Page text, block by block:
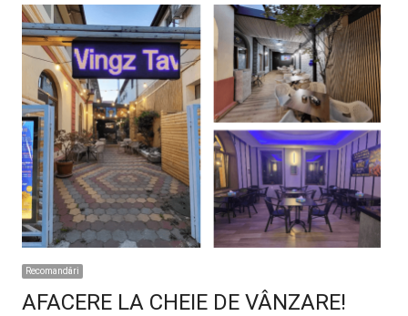
Recomandări
AFACERE LA CHEIE DE VÂNZARE!